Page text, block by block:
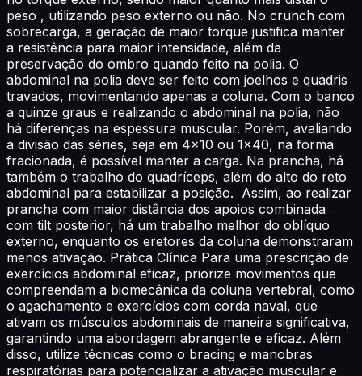
peso , utilizando peso externo ou não. No crunch com
sobrecarga, a geração de maior torque justifica manter
a resistência para maior intensidade, além da
preservação do ombro quando feito na polia. O
abdominal na polia deve ser feito com joelhos e quadris
travados, movimentando apenas a coluna. Com o banco
a quinze graus e realizando o abdominal na polia, não
há diferenças na espessura muscular. Porém, avaliando
a divisão das séries, seja em 4x10 ou 1x40, na forma
fracionada, é possível manter a carga. Na prancha, há
também o trabalho do quadríceps, além do alto do reto
abdominal para estabilizar a posição. Assim, ao realizar
prancha com maior distância dos apoios combinada
com tilt posterior, há um trabalho melhor do oblíquo
externo, enquanto os eretores da coluna demonstraram
menos ativação. Prática Clínica Para uma prescrição de
exercícios abdominal eficaz, priorize movimentos que
compreendam a biomecânica da coluna vertebral, como
o agachamento e exercícios com corda naval, que
ativam os músculos abdominais de maneira significativa,
garantindo uma abordagem abrangente e eficaz. Além
disso, utilize técnicas como o bracing e manobras
respiratórias para potencializar a ativação muscular e